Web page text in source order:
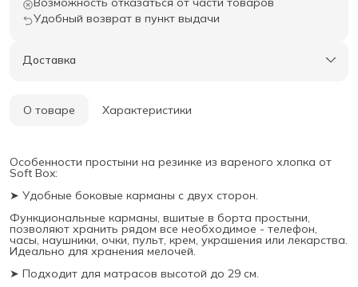
Удобный возврат в пункт выдачи
Доставка
О товаре Характеристики
Особенности простыни на резинке из вареного хлопка от
Soft Box:
➤ Удобные боковые карманы с двух сторон.
Функциональные карманы, вшитые в борта простыни,
позволяют хранить рядом все необходимое - телефон,
часы, наушники, очки, пульт, крем, украшения или лекарства.
Идеально для хранения мелочей.
➤ Подходит для матрасов высотой до 29 см.